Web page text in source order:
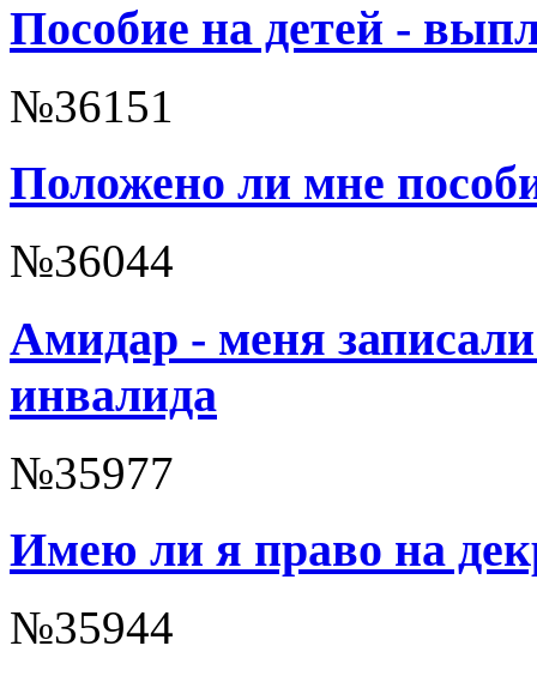
Пособие на детей -
№36151
Положено ли мне
№36044
Амидар - меня
инвалида
№35977
Имею ли я право на
№35944